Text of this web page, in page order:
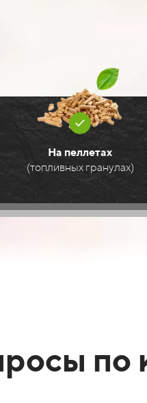
На пеллетах
(топливных гранулах)
по